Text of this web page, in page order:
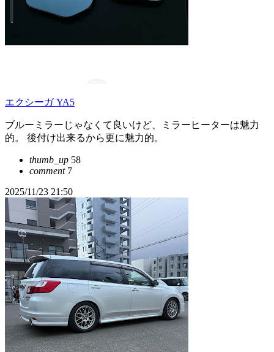
エクシーガ YA5
ブルーミラーじゃなくて良いけど、ミラーヒーターは魅力
的。 後付け出来るから更に魅力的。
thumb_up 58
comment7
2025/11/23 21:50